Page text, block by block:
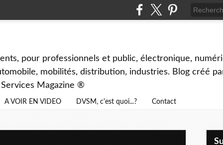
pour professionnels et public, électronique,
mobilités, distribution, industries. Blog créé
Magazine ®
A VOIR EN VIDEO DVSM, c'est quoi...? Contact